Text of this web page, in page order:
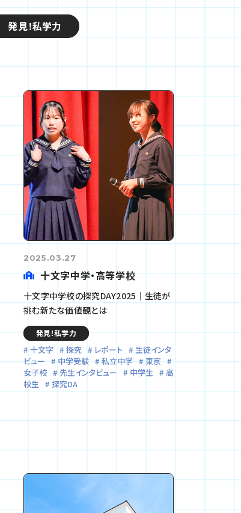
発見！私学力
2025.03.27
十文字中学・高等学校
十文字中学校の探究DAY2025｜生徒が
挑む新たな価値観とは
発見！私学力
十文字 探究 レポート
生徒インタ
ビュー
中学受験 私立中学
東京
女子校
先生インタビュー 中学生
高
校生
探究DA